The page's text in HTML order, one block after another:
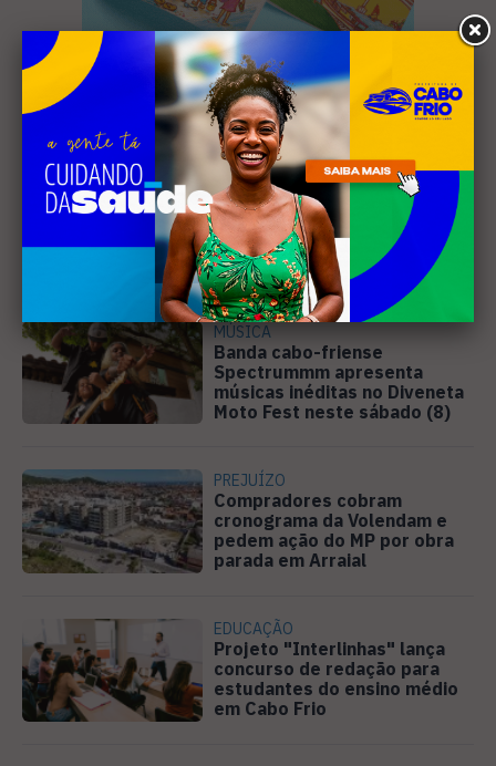
Leia Também
MÚSICA
Banda cabo-friense
Spectrummm apresenta
músicas inéditas no Diveneta
Moto Fest neste sábado (8)
PREJUÍZO
Compradores cobram
cronograma da Volendam e
pedem ação do MP por obra
parada em Arraial
EDUCAÇÃO
Projeto "Interlinhas" lança
concurso de redação para
estudantes do ensino médio
em Cabo Frio